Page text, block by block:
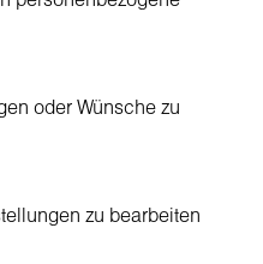
oder Wünsche zu
zu bearbeiten